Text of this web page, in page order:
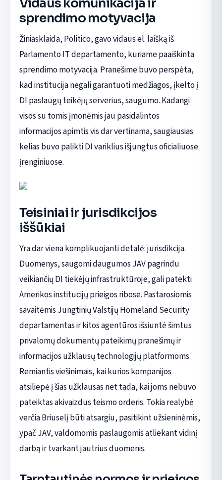
Vidaus komunikacija ir
sprendimo motyvacija
Žiniasklaida, Politico, gavo vidaus el. laišką iš
Parlamento IT departamento, kuriame paaiškinta
sprendimo motyvacija. Pranešime buvo perspėta,
kad institucija negali garantuoti medžiagos, įkelto į
DI paslaugų teikėjų serverius, saugumo. Kadangi
visos su tomis įmonėmis jau pasidalintos
informacijos apimtis vis dar vertinama, saugiausias
kelias buvo palikti DI variklius išjungtus oficialiuose
įrenginiuose.
Teisiniai ir jurisdikcijos
iššūkiai
Yra dar viena komplikuojanti detalė: jurisdikcija.
Duomenys, saugomi daugumos JAV pagrindu
veikiančių DI tiekėjų infrastruktūroje, gali patekti
Amerikos institucijų prieigos ribose. Pastarosiomis
savaitėmis Jungtinių Valstijų Homeland Security
departamentas ir kitos agentūros išsiuntė šimtus
privalomų dokumentų pateikimų pranešimų ir
informacijos užklausų technologijų platformoms.
Remiantis viešinimais, kai kurios kompanijos
atsiliepė į šias užklausas net tada, kai joms nebuvo
pateiktas akivaizdus teismo orderis. Tokia realybė
verčia Briuselį būti atsargiu, pasitikint užsieninėmis,
ypač JAV, valdomomis paslaugomis atliekant vidinį
darbą ir tvarkant jautrius duomenis.